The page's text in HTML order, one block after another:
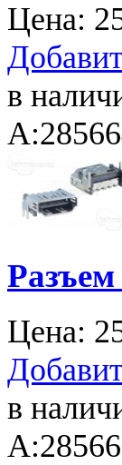
Цена:
в
Цена:
в